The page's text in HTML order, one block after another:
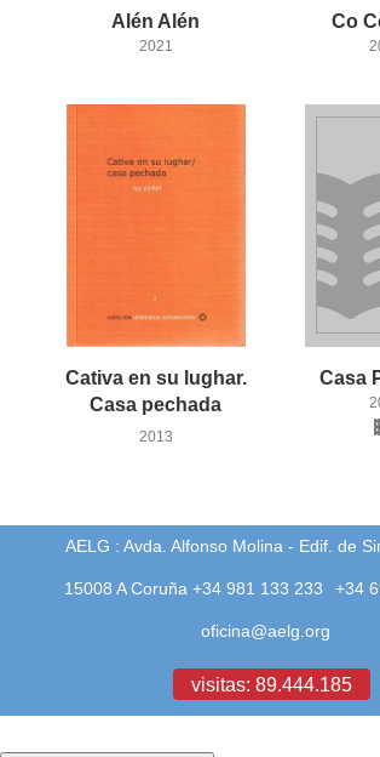
Alén Alén
2021
Co
Cativa en su lughar.
Casa pechada
2013
Casa
AELG : Avda. Alfonso Molina - Edif. de
15008 A Coruña +34 981 133 233 +34
oficina@aelg.org
visitas: 89.444.185